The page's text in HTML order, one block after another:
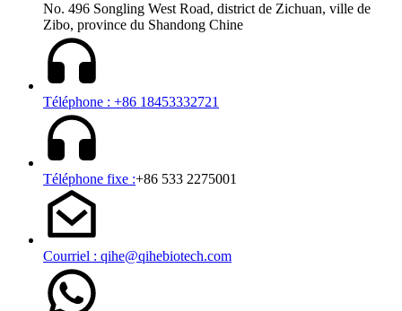
No. 496 Songling West Road, district de Zichuan, ville de
Zibo, province du Shandong Chine
Téléphone : +86 18453332721
Téléphone fixe :+86 533 2275001
Courriel : qihe@qihebiotech.com